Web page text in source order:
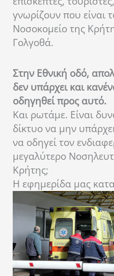
γνωρίζουν που είναι
Νοσοκομείο της
Γολγοθά.
Στην Εθνική οδό,
δεν υπάρχει και
οδηγηθεί προς αυτό.
Και ρωτάμε. Είναι
δίκτυο να μην
να οδηγεί τον
μεγαλύτερο
Κρήτης;
Η εφημερίδα μας